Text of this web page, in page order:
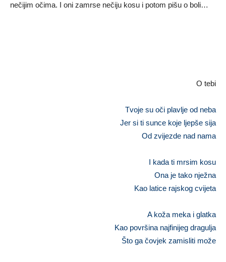
nečijim očima. I oni zamrse nečiju kosu i potom pišu o boli…
O tebi
Tvoje su oči plavlje od neba
Jer si ti sunce koje ljepše sija
Od zvijezde nad nama
I kada ti mrsim kosu
Ona je tako nježna
Kao latice rajskog cvijeta
A koža meka i glatka
Kao površina najfinijeg dragulja
Što ga čovjek zamisliti može